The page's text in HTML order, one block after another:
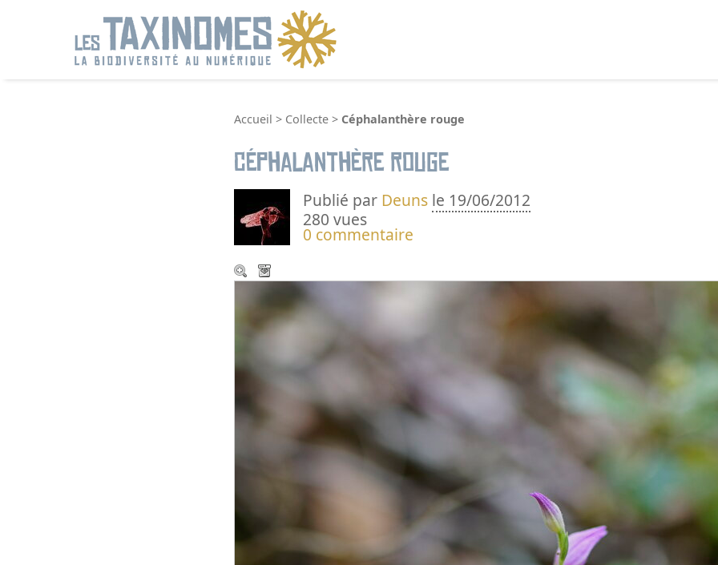
Accueil > Collecte > Céphalanthère rouge
Céphalanthère rouge
Publié par Deuns le 19/06/2012
280 vues
0 commentaire